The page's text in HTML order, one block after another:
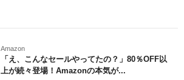
Amazon
「え、こんなセールやってたの？」80％OFF以
上が続々登場！Amazonの本気が...